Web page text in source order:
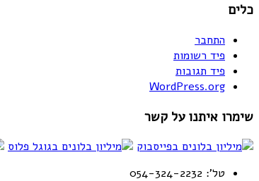
כלים
התחבר
פיד רשומות
פיד תגובות
WordPress.org
שימרו איתנו על קשר
טל': 054-324-2232